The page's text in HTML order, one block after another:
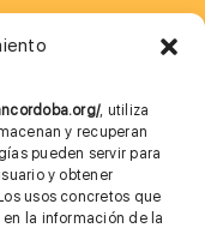
, utiliza
y recuperan
pueden servir para
y obtener
usos concretos que
la información de la